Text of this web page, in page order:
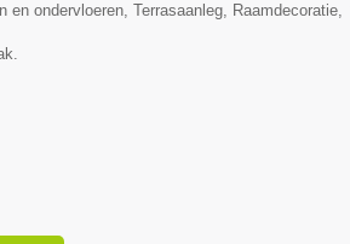
en ondervloeren, Terrasaanleg, Raamdecoratie,